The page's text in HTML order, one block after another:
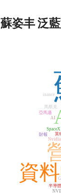
蘇姿丰 泛
資
Nvidia
半導體
AI
馬斯克
SpaceX
英
財報
亞馬遜
inance